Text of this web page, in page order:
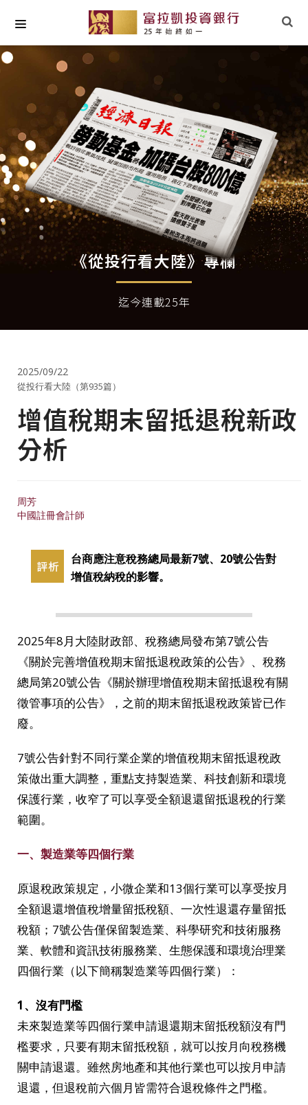
關於我們
最新專欄
小草文摘
專業研究
社會責任
《從投行看大陸》專欄
迄今連載25年
2025/09/22
從投行看大陸（第935篇）
增值稅期末留抵退稅新政
分析
周芳
中國註冊會計師
台商應注意稅務總局最新7號、20號公告對
增值稅納稅的影響。
2025年8月大陸財政部、稅務總局發布第7號公告
《關於完善增值稅期末留抵退稅政策的公告》、稅務
總局第20號公告《關於辦理增值稅期末留抵退稅有關
徵管事項的公告》，之前的期末留抵退稅政策皆已作
廢。
7號公告針對不同行業企業的增值稅期末留抵退稅政
策做出重大調整，重點支持製造業、科技創新和環境
保護行業，收窄了可以享受全額退還留抵退稅的行業
範圍。
一、製造業等四個行業
原退稅政策規定，小微企業和13個行業可以享受按月
全額退還增值稅增量留抵稅額、一次性退還存量留抵
稅額；7號公告僅保留製造業、科學研究和技術服務
業、軟體和資訊技術服務業、生態保護和環境治理業
四個行業（以下簡稱製造業等四個行業）：
1、沒有門檻
未來製造業等四個行業申請退還期末留抵稅額沒有門
檻要求，只要有期末留抵稅額，就可以按月向稅務機
關申請退還。雖然房地產和其他行業也可以按月申請
退還，但退稅前六個月皆需符合退稅條件之門檻。